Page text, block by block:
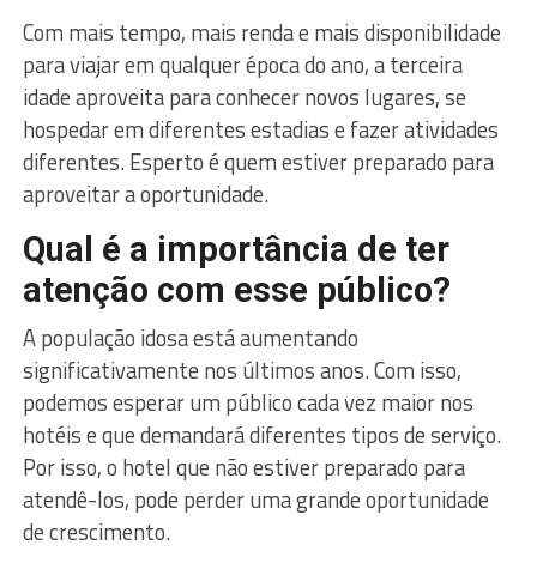
Com mais tempo, mais renda e mais disponibilidade
para viajar em qualquer época do ano, a terceira
idade aproveita para conhecer novos lugares, se
hospedar em diferentes estadias e fazer atividades
diferentes. Esperto é quem estiver preparado para
aproveitar a oportunidade.
Qual é a importância de ter
atenção com esse público?
A população idosa está aumentando
significativamente nos últimos anos. Com isso,
podemos esperar um público cada vez maior nos
hotéis e que demandará diferentes tipos de serviço.
Por isso, o hotel que não estiver preparado para
atendê-los, pode perder uma grande oportunidade
de crescimento.